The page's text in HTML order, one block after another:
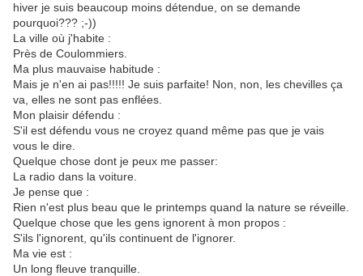
hiver je suis beaucoup moins détendue, on se demande
pourquoi??? ;-))
La ville où j'habite :
Près de Coulommiers.
Ma plus mauvaise habitude :
Mais je n'en ai pas!!!!! Je suis parfaite! Non, non, les chevilles ça
va, elles ne sont pas enflées.
Mon plaisir défendu :
S'il est défendu vous ne croyez quand même pas que je vais
vous le dire.
Quelque chose dont je peux me passer:
La radio dans la voiture.
Je pense que :
Rien n'est plus beau que le printemps quand la nature se réveille.
Quelque chose que les gens ignorent à mon propos :
S'ils l'ignorent, qu'ils continuent de l'ignorer.
Ma vie est :
Un long fleuve tranquille.